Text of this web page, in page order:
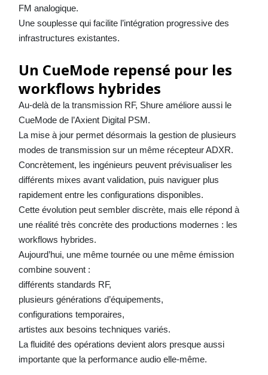
FM analogique.
Une souplesse qui facilite l’intégration progressive des
infrastructures existantes.
Un CueMode repensé pour les
workflows hybrides
Au-delà de la transmission RF, Shure améliore aussi le
CueMode de l’Axient Digital PSM.
La mise à jour permet désormais la gestion de plusieurs
modes de transmission sur un même récepteur ADXR.
Concrètement, les ingénieurs peuvent prévisualiser les
différents mixes avant validation, puis naviguer plus
rapidement entre les configurations disponibles.
Cette évolution peut sembler discrète, mais elle répond à
une réalité très concrète des productions modernes : les
workflows hybrides.
Aujourd’hui, une même tournée ou une même émission
combine souvent :
différents standards RF,
plusieurs générations d’équipements,
configurations temporaires,
artistes aux besoins techniques variés.
La fluidité des opérations devient alors presque aussi
importante que la performance audio elle-même.